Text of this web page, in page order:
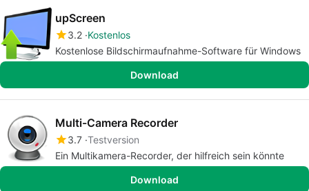
upScreen
3.2 Kostenlos
Kostenlose Bildschirmaufnahme-Software für Windows
Download
Multi-Camera Recorder
3.7 Testversion
Ein Multikamera-Recorder, der hilfreich sein könnte
Download